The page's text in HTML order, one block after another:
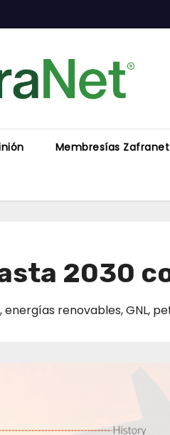
Membresías Zafranet
2030
,energías renovables,GNL,